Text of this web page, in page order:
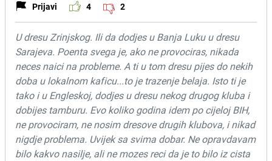
Prijavi 4 2
U dresu Zrinjskog. Ili da dodjes u Banja Luku u dresu
Sarajeva. Poenta svega je, ako ne provociras, nikada
neces naici na probleme. A ti u tom dresu pijes do nekih
doba u lokalnom kaficu...to je trazenje belaja. Isto ti je
tako i u Engleskoj, dodjes u dresu nekog drugog kluba i
dobijes tamburu. Evo koliko godina idem po cijeloj BIH,
ne provociram, ne nosim dresove drugih klubova, i nikad
nigdje problema. Uvijek sa svima dobar. Ne opravdavam
bilo kakvo nasilje, ali ne mozes reci da je to bilo iz cista